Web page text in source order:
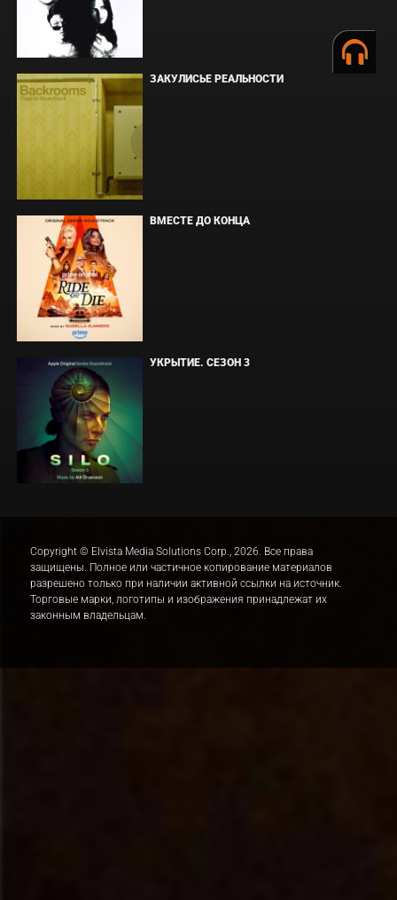
ЗАКУЛИСЬЕ РЕАЛЬНОСТИ
ВМЕСТЕ ДО КОНЦА
УКРЫТИЕ. СЕЗОН 3
Copyright © Elvista Media Solutions Corp., 2026. Все права
защищены. Полное или частичное копирование материалов
разрешено только при наличии активной ссылки на источник.
Торговые марки, логотипы и изображения принадлежат их
законным владельцам.